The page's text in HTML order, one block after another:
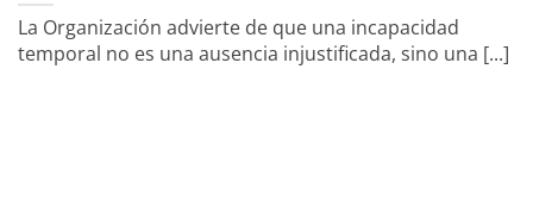
La Organización advierte de que una incapacidad
temporal no es una ausencia injustificada, sino una [...]